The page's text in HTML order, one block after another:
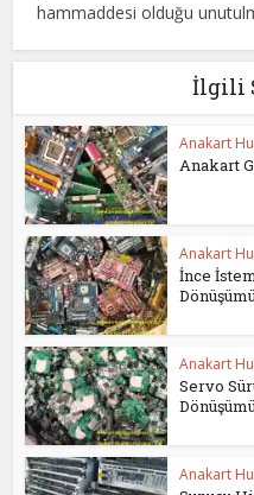
hammaddesi olduğu
İlgili
Anakart
Anakart
Anakart
İnce
Anakart
Servo
Anakart